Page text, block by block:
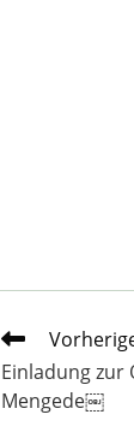
Weitere
Artikel
ansehen
Einladung zur
Mengede￼